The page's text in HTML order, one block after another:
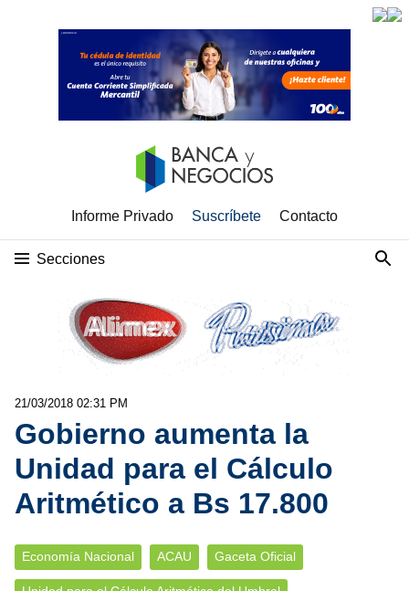
Informe Privado Suscríbete Contacto
Secciones
21/03/2018 02:31 PM
Gobierno aumenta la
Unidad para el Cálculo
Aritmético a Bs 17.800
Economía Nacional ACAU Gaceta Oficial